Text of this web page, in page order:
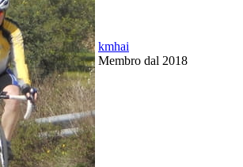
kmhai
Membro dal 2018